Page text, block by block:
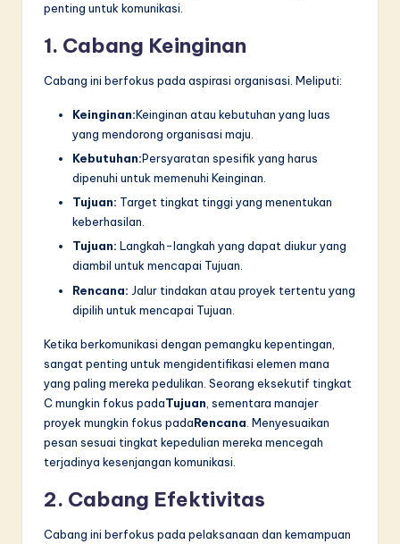
penting untuk komunikasi.
1. Cabang Keinginan
Cabang ini berfokus pada aspirasi organisasi. Meliputi:
Keinginan:Keinginan atau kebutuhan yang luas
yang mendorong organisasi maju.
Kebutuhan:Persyaratan spesifik yang harus
dipenuhi untuk memenuhi Keinginan.
Tujuan: Target tingkat tinggi yang menentukan
keberhasilan.
Tujuan: Langkah-langkah yang dapat diukur yang
diambil untuk mencapai Tujuan.
Rencana: Jalur tindakan atau proyek tertentu yang
dipilih untuk mencapai Tujuan.
Ketika berkomunikasi dengan pemangku kepentingan,
sangat penting untuk mengidentifikasi elemen mana
yang paling mereka pedulikan. Seorang eksekutif tingkat
C mungkin fokus padaTujuan , sementara manajer
proyek mungkin fokus padaRencana . Menyesuaikan
pesan sesuai tingkat kepedulian mereka mencegah
terjadinya kesenjangan komunikasi.
2. Cabang Efektivitas
Cabang ini berfokus pada pelaksanaan dan kemampuan